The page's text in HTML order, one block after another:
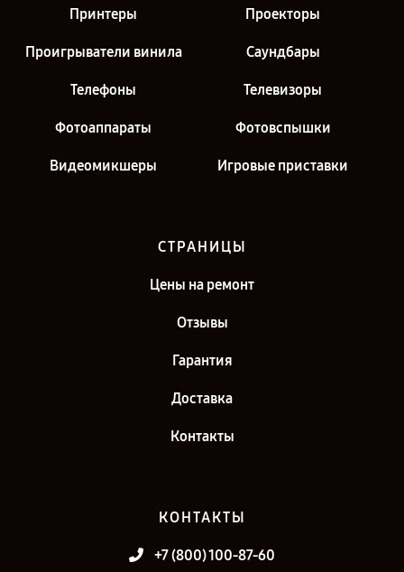
Принтеры Проекторы
Проигрыватели винила Саундбары
Телефоны Телевизоры
Фотоаппараты Фотовспышки
Видеомикшеры Игровые приставки
СТРАНИЦЫ
Цены на ремонт
Отзывы
Гарантия
Доставка
Контакты
КОНТАКТЫ
+7 (800) 100-87-60